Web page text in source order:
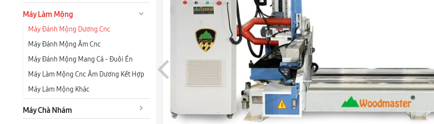
Máy Làm Mộng
Máy Đánh Mộng Dương Cnc
Máy Đánh Mộng Âm Cnc
Máy Đánh Mộng Mang Cá - Đuôi Én
Máy Làm Mộng Cnc Âm Dương Kết Hợp
Máy Làm Mộng Khác
Máy Chà Nhám